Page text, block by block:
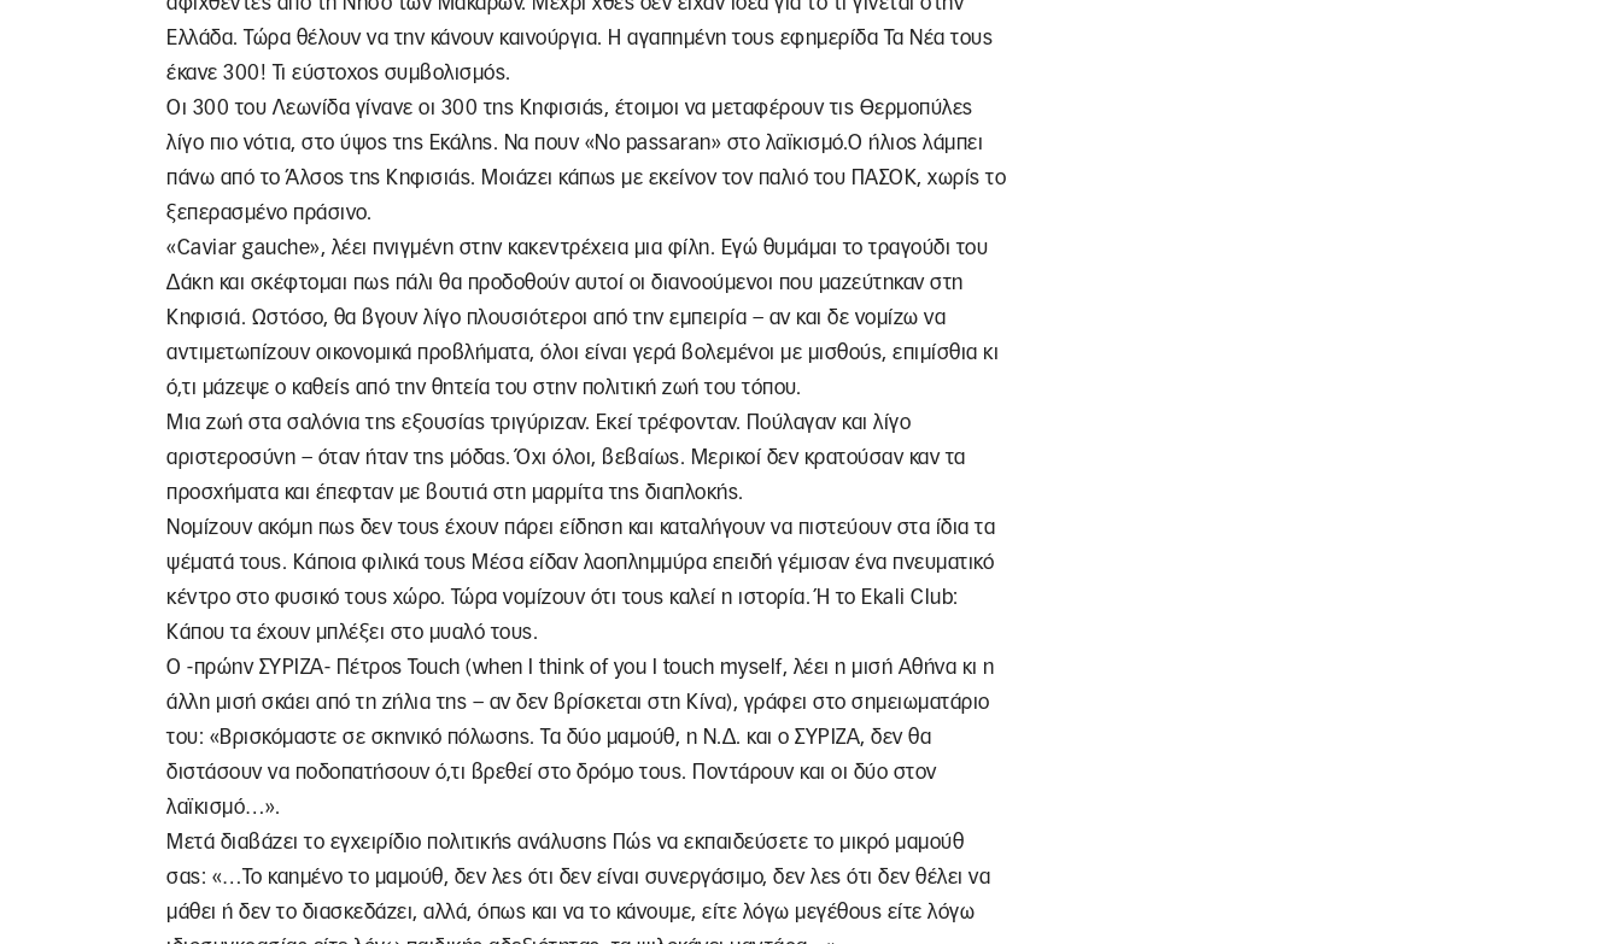
Ελλάδα. Τώρα θέλουν να την κάνουν καινούργια. Η αγαπημένη τους εφημερίδα Τα Νέα τους
έκανε 300! Τι εύστοχος συμβολισμός.
Οι 300 του Λεωνίδα γίνανε οι 300 της Κηφισιάς, έτοιμοι να μεταφέρουν τις Θερμοπύλες
λίγο πιο νότια, στο ύψος της Εκάλης. Να πουν «No passaran» στο λαϊκισμό.Ο ήλιος λάμπει
πάνω από το Άλσος της Κηφισιάς. Μοιάζει κάπως με εκείνον τον παλιό του ΠΑΣΟΚ, χωρίς το
ξεπερασμένο πράσινο.
«Caviar gauche», λέει πνιγμένη στην κακεντρέχεια μια φίλη. Εγώ θυμάμαι το τραγούδι του
Δάκη και σκέφτομαι πως πάλι θα προδοθούν αυτοί οι διανοούμενοι που μαζεύτηκαν στη
Κηφισιά. Ωστόσο, θα βγουν λίγο πλουσιότεροι από την εμπειρία – αν και δε νομίζω να
αντιμετωπίζουν οικονομικά προβλήματα, όλοι είναι γερά βολεμένοι με μισθούς, επιμίσθια κι
ό,τι μάζεψε ο καθείς από την θητεία του στην πολιτική ζωή του τόπου.
Μια ζωή στα σαλόνια της εξουσίας τριγύριζαν. Εκεί τρέφονταν. Πούλαγαν και λίγο
αριστεροσύνη – όταν ήταν της μόδας. Όχι όλοι, βεβαίως. Μερικοί δεν κρατούσαν καν τα
προσχήματα και έπεφταν με βουτιά στη μαρμίτα της διαπλοκής.
Νομίζουν ακόμη πως δεν τους έχουν πάρει είδηση και καταλήγουν να πιστεύουν στα ίδια τα
ψέματά τους. Κάποια φιλικά τους Μέσα είδαν λαοπλημμύρα επειδή γέμισαν ένα πνευματικό
κέντρο στο φυσικό τους χώρο. Τώρα νομίζουν ότι τους καλεί η ιστορία. Ή το Ekali Club:
Κάπου τα έχουν μπλέξει στο μυαλό τους.
Ο -πρώην ΣΥΡΙΖΑ- Πέτρος Touch (when I think of you I touch myself, λέει η μισή Αθήνα κι η
άλλη μισή σκάει από τη ζήλια της – αν δεν βρίσκεται στη Κίνα), γράφει στο σημειωματάριο
του: «Βρισκόμαστε σε σκηνικό πόλωσης. Τα δύο μαμούθ, η Ν.Δ. και ο ΣΥΡΙΖΑ, δεν θα
διστάσουν να ποδοπατήσουν ό,τι βρεθεί στο δρόμο τους. Ποντάρουν και οι δύο στον
λαϊκισμό…».
Μετά διαβάζει το εγχειρίδιο πολιτικής ανάλυσης Πώς να εκπαιδεύσετε το μικρό μαμούθ
σας: «…Το καημένο το μαμούθ, δεν λες ότι δεν είναι συνεργάσιμο, δεν λες ότι δεν θέλει να
μάθει ή δεν το διασκεδάζει, αλλά, όπως και να το κάνουμε, είτε λόγω μεγέθους είτε λόγω